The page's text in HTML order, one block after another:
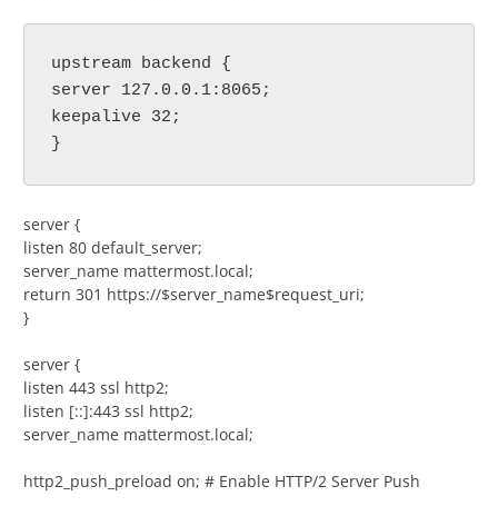
upstream backend {
server 127.0.0.1:8065;
keepalive 32;
}
server {
listen 80 default_server;
server_name mattermost.local;
return 301 https://$server_name$request_uri;
}
server {
listen 443 ssl http2;
listen [::]:443 ssl http2;
server_name mattermost.local;
http2_push_preload on; # Enable HTTP/2 Server Push